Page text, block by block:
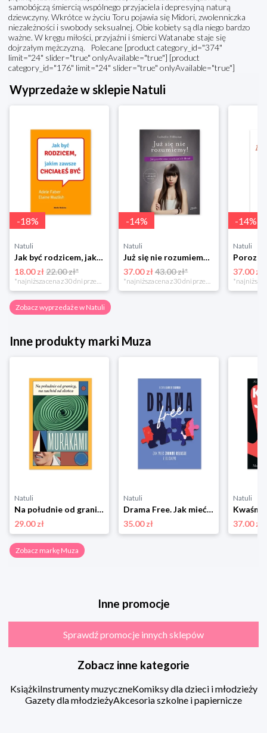
samobójczą śmiercią wspólnego przyjaciela i depresyjną naturą
dziewczyny. Wkrótce w życiu Toru pojawia się Midori, zwolenniczka
niezależności i swobody seksualnej. Obie kobiety są dla niego bardzo
ważne. W kręgu miłości, przyjaźni i śmierci Watanabe staje się
dojrzałym mężczyzną. Polecane [product category_id="374"
limit="24" slider="true" onlyAvailable="true"] [product
category_id="176" limit="24" slider="true" onlyAvailable="true"]
Wyprzedaże w sklepie Natuli
-18%
Natuli
Jak być rodzicem, jakim zawsze chciałeś być Media rodzina
18.00 zł22.00 zł*
*najniższa cena z 30 dni przed obniżką
-14%
Natuli
Już się nie rozumiemy! Jak przeżyć czas trzaskających drzwi Esprit
37.00 zł 43.00 zł*
*najniższa cena z 30 dni przed obniżką
-14%
Natuli
37.00 zł
Zobacz wyprzedaże w Natuli
Inne produkty marki Muza
Natuli
Na południe od granicy, na zachód od słońca Muza
29.00 zł
Natuli
Drama Free. Jak mieć zdrowe relacje w rodzinie Muza
35.00 zł
Natuli
37.00 zł
Zobacz markę Muza
Inne promocje
Sprawdź promocje innych sklepów
Zobacz inne kategorie
KsiążkiInstrumenty muzyczneKomiksy dla dzieci i młodzieży
Gazety dla młodzieżyAkcesoria szkolne i papiernicze